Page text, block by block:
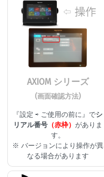
AXIOM シリーズ
(画面確認方法)
『設定 ⇨ ご使用の前に』でシ
リアル番号（赤枠） がありま
す。
※ バージョンにより操作が異
なる場合があります